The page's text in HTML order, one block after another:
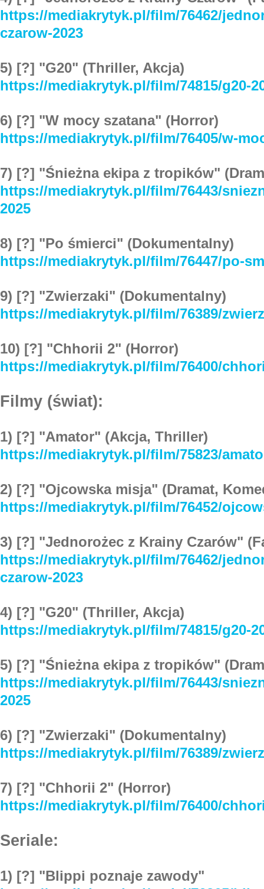
https://mediakrytyk.pl/film/76462/
czarow-2023
5) [?] "G20" (Thriller, Akcja)
https://mediakrytyk.pl/film/74815/g20-
6) [?] "W mocy szatana" (Horror)
https://mediakrytyk.pl/film/76405/w-
7) [?] "Śnieżna ekipa z tropików"
https://mediakrytyk.pl/film/76443/
2025
8) [?] "Po śmierci" (Dokumentalny)
https://mediakrytyk.pl/film/76447/po-
9) [?] "Zwierzaki" (Dokumentalny)
https://mediakrytyk.pl/film/76389/
10) [?] "Chhorii 2" (Horror)
https://mediakrytyk.pl/film/76400/
Filmy (świat):
1) [?] "Amator" (Akcja, Thriller)
https://mediakrytyk.pl/film/75823/
2) [?] "Ojcowska misja" (Dramat,
https://mediakrytyk.pl/film/76452/
3) [?] "Jednorożec z Krainy Czarów"
https://mediakrytyk.pl/film/76462/
czarow-2023
4) [?] "G20" (Thriller, Akcja)
https://mediakrytyk.pl/film/74815/g20-
5) [?] "Śnieżna ekipa z tropików"
https://mediakrytyk.pl/film/76443/
2025
6) [?] "Zwierzaki" (Dokumentalny)
https://mediakrytyk.pl/film/76389/
7) [?] "Chhorii 2" (Horror)
https://mediakrytyk.pl/film/76400/
Seriale:
1) [?] "Blippi poznaje zawody"